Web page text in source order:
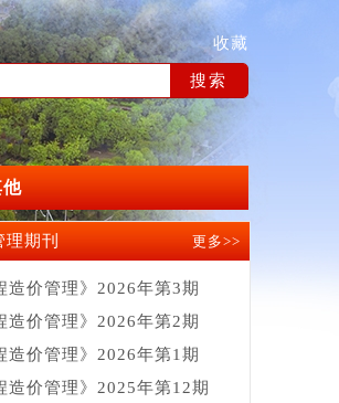
收藏
期刊 更多>>
造价管理》2026年第3期
造价管理》2026年第2期
造价管理》2026年第1期
造价管理》2025年第12期